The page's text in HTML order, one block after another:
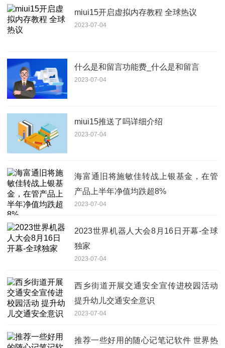
miui15开启虚拟内存教程 全球热议
2023-07-04
什么是和留言功能费_什么是和留言
2023-07-04
miui15推送了吗详细介绍
2023-07-04
海富通旧将施敏佳转战上银基金，在管
产品上半年净值均跌超8%
2023-07-04
2023世界机器人大会8月16日开幕-全球
独家
2023-07-04
西乡街道开展交通安全宣传进校园活动
提升幼儿交通安全意识
2023-07-04
推荐一些好用的随心记笔记软件 世界热